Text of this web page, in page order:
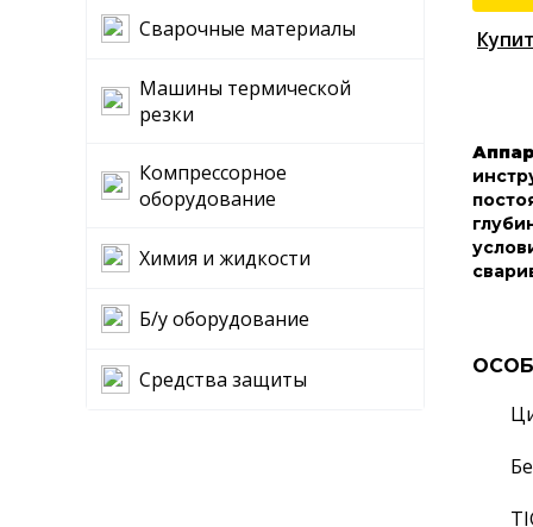
Сварочные материалы
Машины термической
резки
Компрессорное
оборудование
Химия и жидкости
Б/у оборудование
Средства защиты